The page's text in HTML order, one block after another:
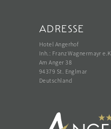
ADRESSE
Hotel Angerhof
Inh.: Franz Wagnermayr e.K.
Am Anger 38
94379 St. Englmar
Deutschland